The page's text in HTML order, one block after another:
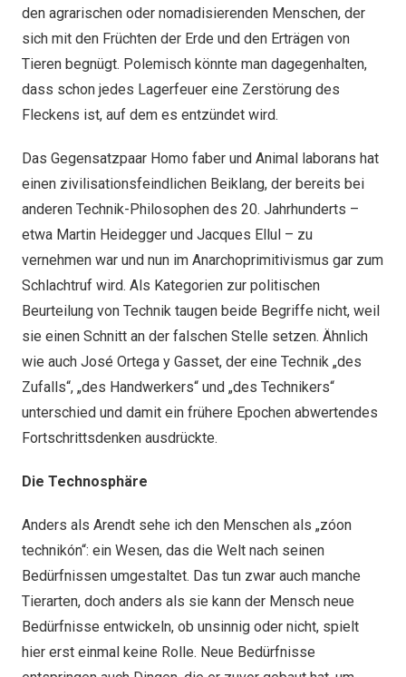
den agrarischen oder nomadisierenden Menschen, der
sich mit den Früchten der Erde und den Erträgen von
Tieren begnügt. Polemisch könnte man dagegenhalten,
dass schon jedes Lagerfeuer eine Zerstörung des
Fleckens ist, auf dem es entzündet wird.
Das Gegensatzpaar Homo faber und Animal laborans hat
einen zivilisationsfeindlichen Beiklang, der bereits bei
anderen Technik-Philosophen des 20. Jahrhunderts –
etwa Martin Heidegger und Jacques Ellul – zu
vernehmen war und nun im Anarchoprimitivismus gar zum
Schlachtruf wird. Als Kategorien zur politischen
Beurteilung von Technik taugen beide Begriffe nicht, weil
sie einen Schnitt an der falschen Stelle setzen. Ähnlich
wie auch José Ortega y Gasset, der eine Technik „des
Zufalls“, „des Handwerkers“ und „des Technikers“
unterschied und damit ein frühere Epochen abwertendes
Fortschrittsdenken ausdrückte.
Die Technosphäre
Anders als Arendt sehe ich den Menschen als „zóon
technikón“: ein Wesen, das die Welt nach seinen
Bedürfnissen umgestaltet. Das tun zwar auch manche
Tierarten, doch anders als sie kann der Mensch neue
Bedürfnisse entwickeln, ob unsinnig oder nicht, spielt
hier erst einmal keine Rolle. Neue Bedürfnisse